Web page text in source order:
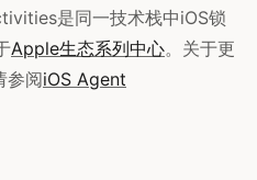
是同一技术栈中iOS锁
Apple生态系列中心。关于更
参阅iOS Agent